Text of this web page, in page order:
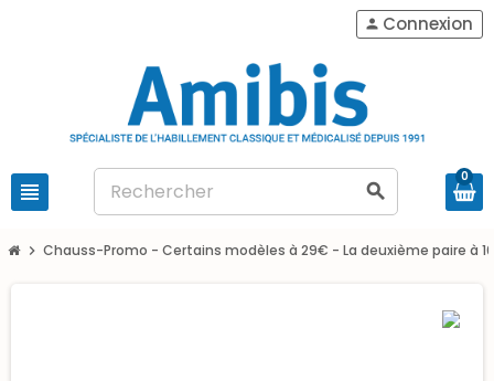
view_headline search
person Connexion
0
chevron_right Chauss-Promo - Certains modèles à 29€ - La deuxième paire à